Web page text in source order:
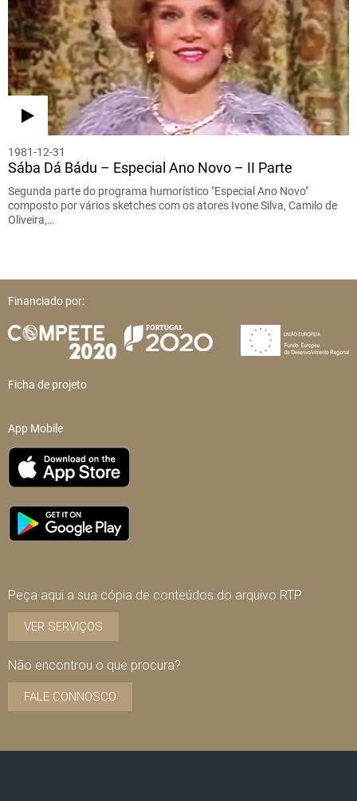
1981-12-31
Sába Dá Bádu – Especial Ano Novo – II Parte
Segunda parte do programa humorístico "Especial Ano Novo"
composto por vários sketches com os atores Ivone Silva, Camilo de
Oliveira,…
Financiado por:
Ficha de projeto
App Mobile
Peça aqui a sua cópia de conteúdos do arquivo RTP
VER SERVIÇOS
Não encontrou o que procura?
FALE CONNOSCO